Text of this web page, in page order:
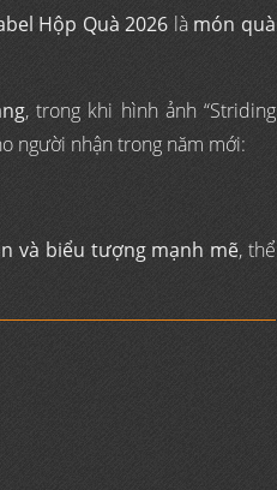
Hộp Quà 2026 là món quà
, trong khi hình ảnh “Striding
người nhận trong năm mới:
và biểu tượng mạnh mẽ, thể